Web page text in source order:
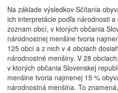
Na základe výsledkov Sčítania
ich interpretácie podľa národnosti
zoznam obcí, v ktorých občania
národnostnej menšine tvoria
125 obcí a z nich v 4 obciach
národnostné menšiny. V 28
v ktorých občania Slovenskej
menšine tvoria najmenej 15 %
národnostná menšina. To